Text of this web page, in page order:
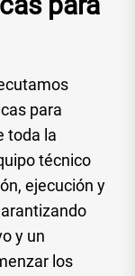
para
toda la
técnico
ejecución y
y un
los